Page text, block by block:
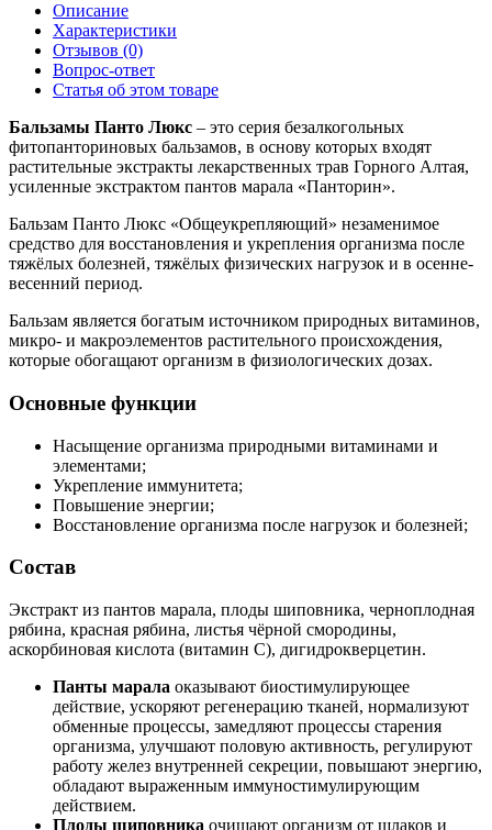
Описание
Характеристики
Отзывов (0)
Вопрос-ответ
Статья об этом товаре
Бальзамы Панто Люкс – это серия безалкогольных
фитопанториновых бальзамов, в основу которых входят
растительные экстракты лекарственных трав Горного Алтая,
усиленные экстрактом пантов марала «Панторин».
Бальзам Панто Люкс «Общеукрепляющий» незаменимое
средство для восстановления и укрепления организма после
тяжёлых болезней, тяжёлых физических нагрузок и в осенне-
весенний период.
Бальзам является богатым источником природных витаминов,
микро- и макроэлементов растительного происхождения,
которые обогащают организм в физиологических дозах.
Основные функции
Насыщение организма природными витаминами и
элементами;
Укрепление иммунитета;
Повышение энергии;
Восстановление организма после нагрузок и болезней;
Состав
Экстракт из пантов марала, плоды шиповника, черноплодная
рябина, красная рябина, листья чёрной смородины,
аскорбиновая кислота (витамин С), дигидрокверцетин.
Панты марала оказывают биостимулирующее
действие, ускоряют регенерацию тканей, нормализуют
обменные процессы, замедляют процессы старения
организма, улучшают половую активность, регулируют
работу желез внутренней секреции, повышают энергию,
обладают выраженным иммуностимулирующим
действием.
Плоды шиповника очищают организм от шлаков и